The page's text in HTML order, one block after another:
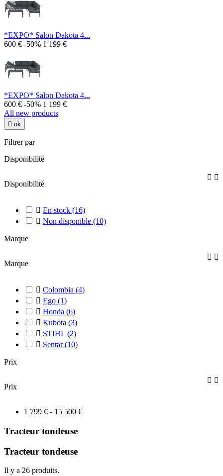
*EXPO* Salon Dakota 4...
600 € -50% 1 199 €
*EXPO* Salon Dakota 4...
600 € -50% 1 199 €
All new products
 ok
Filtrer par
Disponibilité
Disponibilité
 
 En stock (16)
 Non disponible (10)
Marque
Marque
 
 Colombia (4)
 Ego (1)
 Honda (6)
 Kubota (3)
 STIHL (2)
 Sentar(10)
Prix
Prix
 
1 799 € - 15 500 €
Tracteur tondeuse
Tracteur tondeuse
Il y a 26 produits.